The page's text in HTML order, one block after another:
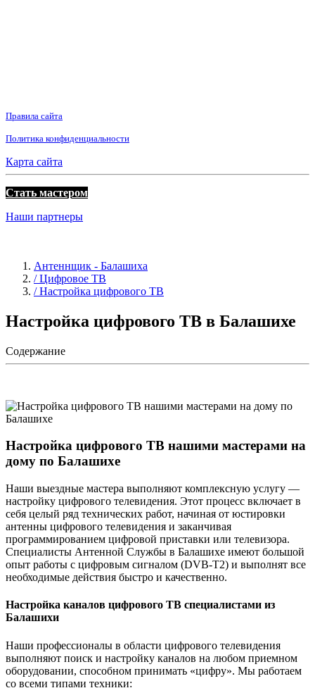
Правила сайта
Политика конфиденциальности
Карта сайта
Стать мастером
Наши партнеры
Антеннщик - Балашиха
/ Цифровое ТВ
/ Настройка цифрового ТВ
Настройка цифрового ТВ в Балашихе
Содержание
Настройка цифрового ТВ нашими мастерами на
дому по Балашихе
Наши выездные мастера выполняют комплексную услугу —
настройку цифрового телевидения. Этот процесс включает в
себя целый ряд технических работ, начиная от юстировки
антенны цифрового телевидения и заканчивая
программированием цифровой приставки или телевизора.
Специалисты Антенной Службы в Балашихе имеют большой
опыт работы с цифровым сигналом (DVB-T2) и выполнят все
необходимые действия быстро и качественно.
Настройка каналов цифрового ТВ специалистами из
Балашихи
Наши профессионалы в области цифрового телевидения
выполняют поиск и настройку каналов на любом приемном
оборудовании, способном принимать «цифру». Мы работаем
со всеми типами техники: